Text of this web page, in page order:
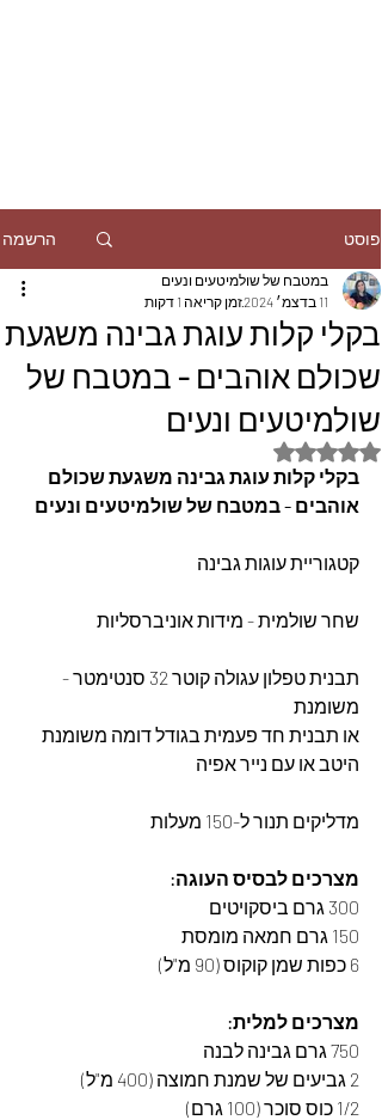
פוסט הרשמה
בקלי קלות עוגת גבינה משגעת
שכולם אוהבים - במטבח של
שולמיטעים ונעים
במטבח של שולמיטעים ונעים
11 בדצמ׳ 2024
זמן קריאה 1 דקות
דירוג של NaN מתוך 5 כוכבים
בקלי קלות עוגת גבינה משגעת שכולם
אוהבים - במטבח של שולמיטעים ונעים
קטגוריית עוגות גבינה
שחר שולמית - מידות אוניברסליות
תבנית טפלון עגולה קוטר 32 סנטימטר -
משומנת
או תבנית חד פעמית בגודל דומה משומנת
היטב או עם נייר אפיה
מדליקים תנור ל-150 מעלות
מצרכים לבסיס העוגה:
300 גרם ביסקויטים
150 גרם חמאה מומסת
6 כפות שמן קוקוס (90 מ"ל)
מצרכים למלית:
750 גרם גבינה לבנה
2 גביעים של שמנת חמוצה (400 מ"ל)
1/2 כוס סוכר (100 גרם)